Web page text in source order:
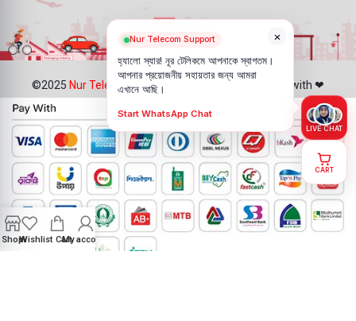
©2025 Nur Telecom- All Rights Reserved || Created with ❤
ShopWishlist CartMy account
×
Nur Telecom Support
হ্যালো স্যার! নূর টেলিকমে আপনাকে স্বাগতম।
আপনার প্রয়োজনীয় সহায়তার জন্য আমরা
এখানে আছি।
Start WhatsApp Chat
LIVE CHAT
CART